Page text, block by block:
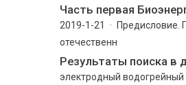
Часть первая
2019-1-21 · Предисловие.
отечественн
Результаты поиска в
электродный водогрейный